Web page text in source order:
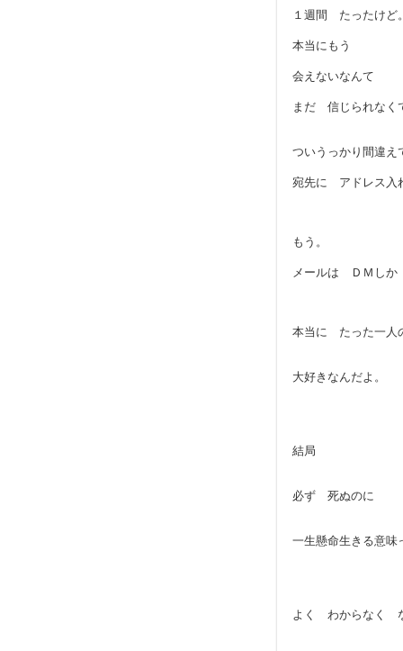
１週間 たったけど
本当にもう
会えないなんて
まだ 信じられなく
ついうっかり間違え
宛先に アドレス入
もう。
メールは ＤＭし
本当に たった一
大好きなんだよ。
結局
必ず 死ぬのに
一生懸命生きる意
よく わからなく